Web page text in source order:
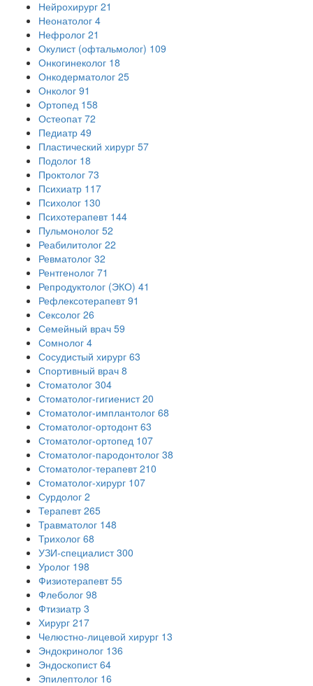
Нейрохирург 21
Неонатолог 4
Нефролог 21
Окулист (офтальмолог) 109
Онкогинеколог 18
Онкодерматолог 25
Онколог 91
Ортопед 158
Остеопат 72
Педиатр 49
Пластический хирург 57
Подолог 18
Проктолог 73
Психиатр 117
Психолог 130
Психотерапевт 144
Пульмонолог 52
Реабилитолог 22
Ревматолог 32
Рентгенолог 71
Репродуктолог (ЭКО) 41
Рефлексотерапевт 91
Сексолог 26
Семейный врач 59
Сомнолог 4
Сосудистый хирург 63
Спортивный врач 8
Стоматолог 304
Стоматолог-гигиенист 20
Стоматолог-имплантолог 68
Стоматолог-ортодонт 63
Стоматолог-ортопед 107
Стоматолог-пародонтолог 38
Стоматолог-терапевт 210
Стоматолог-хирург 107
Сурдолог 2
Терапевт 265
Травматолог 148
Трихолог 68
УЗИ-специалист 300
Уролог 198
Физиотерапевт 55
Флеболог 98
Фтизиатр 3
Хирург 217
Челюстно-лицевой хирург 13
Эндокринолог 136
Эндоскопист 64
Эпилептолог 16